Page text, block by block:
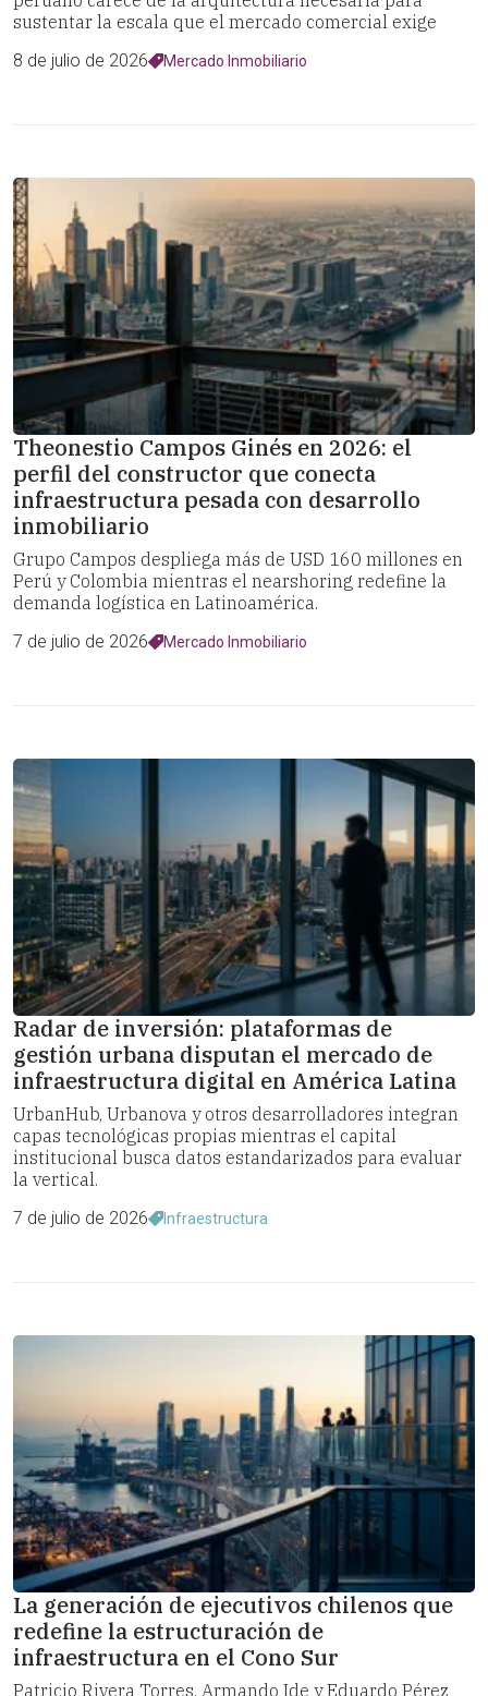
sustentar la escala que el mercado comercial exige
8 de julio de 2026 Mercado Inmobiliario
Theonestio Campos Ginés en 2026: el
perfil del constructor que conecta
infraestructura pesada con desarrollo
inmobiliario
Grupo Campos despliega más de USD 160 millones en
Perú y Colombia mientras el nearshoring redefine la
demanda logística en Latinoamérica.
7 de julio de 2026 Mercado Inmobiliario
Radar de inversión: plataformas de
gestión urbana disputan el mercado de
infraestructura digital en América Latina
UrbanHub, Urbanova y otros desarrolladores integran
capas tecnológicas propias mientras el capital
institucional busca datos estandarizados para evaluar
la vertical.
7 de julio de 2026 Infraestructura
La generación de ejecutivos chilenos que
redefine la estructuración de
infraestructura en el Cono Sur
Patricio Rivera Torres, Armando Ide y Eduardo Pérez